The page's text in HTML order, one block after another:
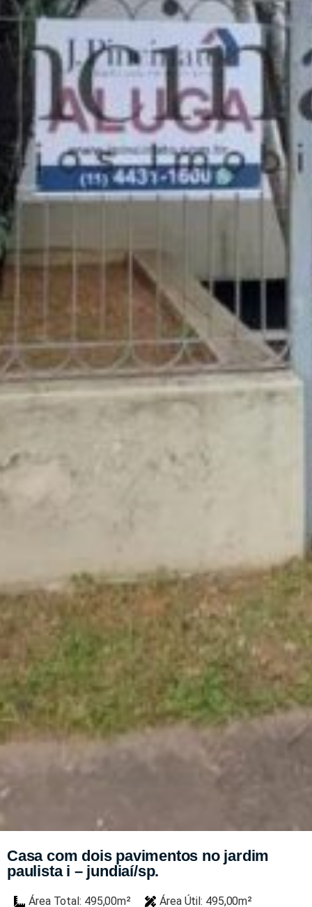
Casa com dois pavimentos no jardim
paulista i – jundiaí/sp.
Área Total: 495,00m² Área Útil: 495,00m²